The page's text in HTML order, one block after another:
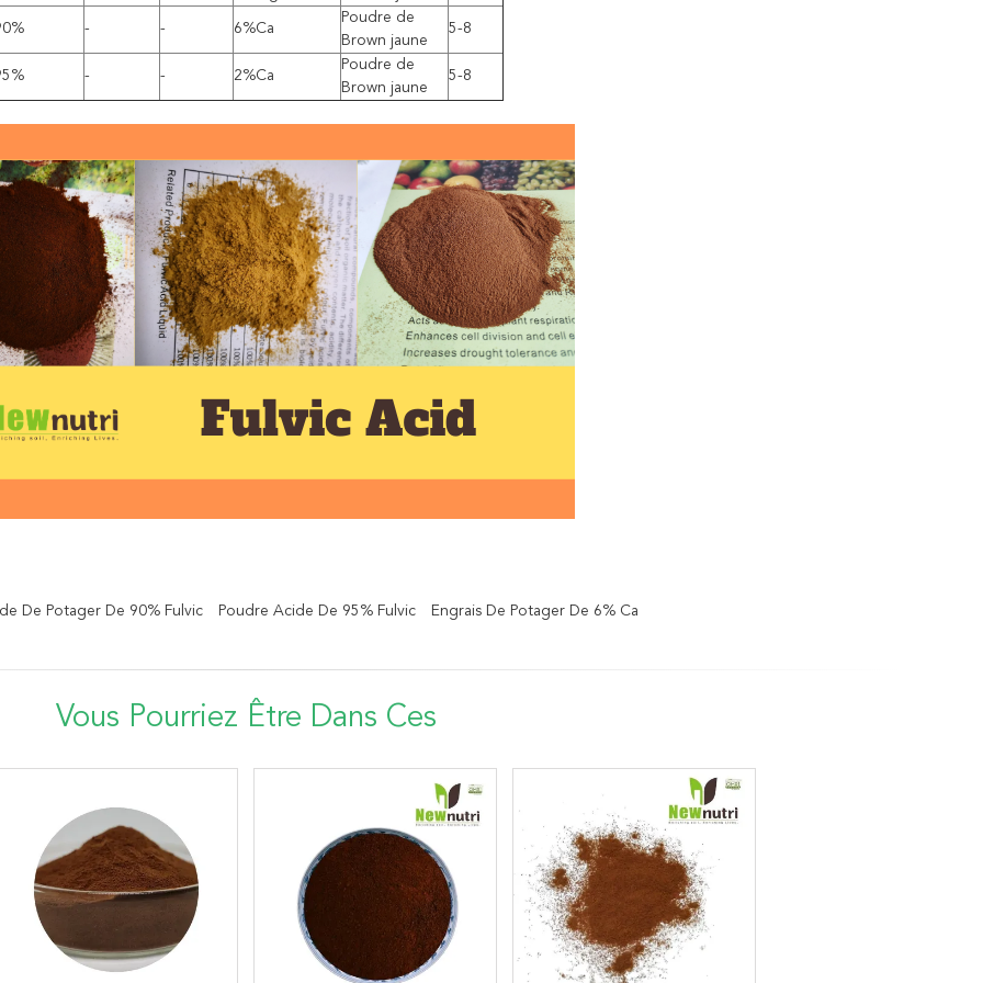
- - 6%Ca
Poudre de
Brown jaune
5-8
- - 2%Ca
Poudre de
Brown jaune
5-8
De Potager De 90% Fulvic Poudre Acide De 95% Fulvic Engrais De Potager De 6% Ca
Vous Pourriez Être Dans Ces